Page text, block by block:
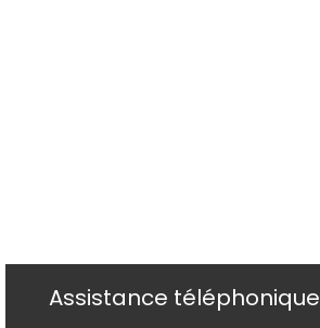
Assistance téléphonique